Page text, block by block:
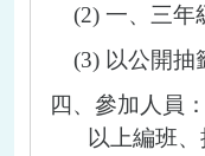
(2) 一、三年
(3) 以公開抽
四、參加人員：
以上編班